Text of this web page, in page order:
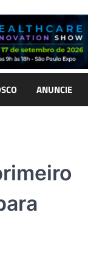
ANUNCIE